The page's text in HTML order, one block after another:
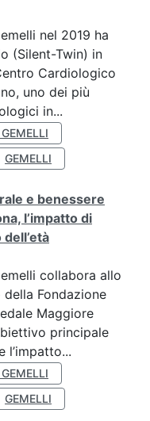
nel 2019 ha
(Silent-Twin) in
Cardiologico
uno dei più
in...
GEMELLI
e benessere
l’impatto di
collabora allo
Fondazione
Maggiore
principale
l’impatto...
GEMELLI